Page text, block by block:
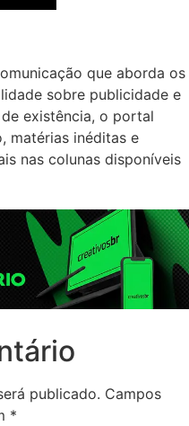
que aborda os
sobre publicidade e
existência, o portal
matérias inéditas e
nas colunas disponíveis
publicado. Campos
*